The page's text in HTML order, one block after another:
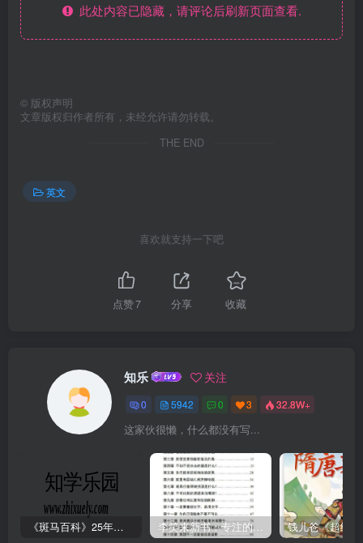
此处内容已隐藏，请评论后刷新页面查看.
© 版权声明
文章版权归作者所有，未经允许请勿转载。
THE END
英文
喜欢就支持一下吧
点赞7 分享 收藏
知乐 关注
0 5942 0 3 32.8W+
这家伙很懒，什么都没有写...
《斑马百科》25年最新30科全套高清视频 李笑来新书：专注的真相 [PDF]